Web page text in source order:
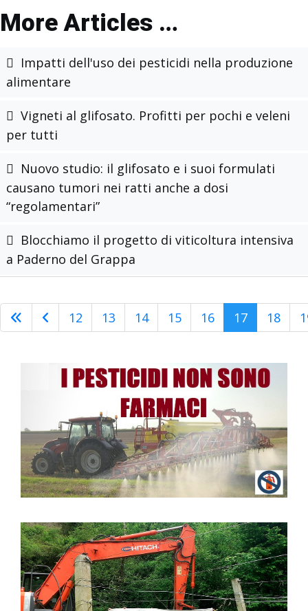
More Articles …
Impatti dell'uso dei pesticidi nella produzione
alimentare
Vigneti al glifosato. Profitti per pochi e veleni
per tutti
Nuovo studio: il glifosato e i suoi formulati
causano tumori nei ratti anche a dosi
“regolamentari”
Blocchiamo il progetto di viticoltura intensiva
a Paderno del Grappa
12 13 14 15 16 17 18